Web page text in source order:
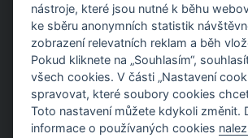
nástroje, které jsou nutné k běhu
ke sběru anonymních statistik
zobrazení relevatních reklam a běh
Pokud kliknete na „Souhlasím“,
všech cookies. V části „Nastavení
spravovat, které soubory cookies
Toto nastavení můžete kdykoli změnit.
informace o používaných cookies